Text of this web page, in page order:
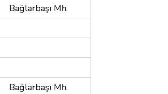
Bağlarbaşı Mh.
Bağlarbaşı Mh.